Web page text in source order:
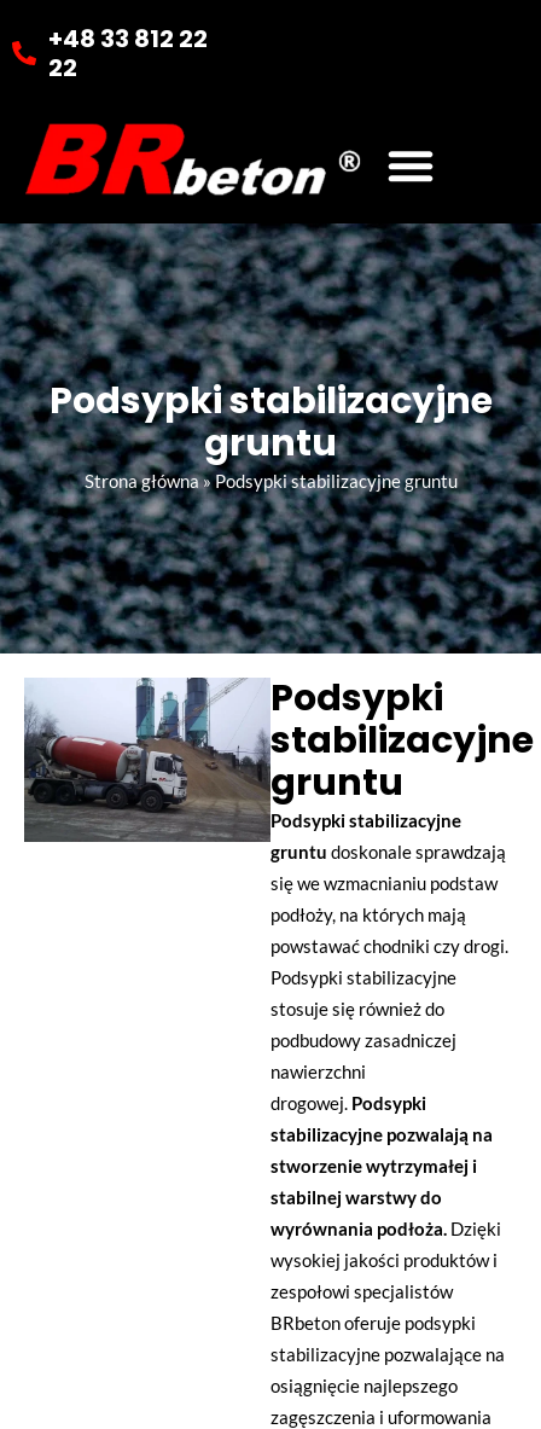
+48 33 812 22
22
Podsypki stabilizacyjne
gruntu
Strona główna»Podsypki stabilizacyjne gruntu
Podsypki
stabilizacyjne
gruntu
Podsypki stabilizacyjne
gruntu doskonale sprawdzają
się we wzmacnianiu podstaw
podłoży, na których mają
powstawać chodniki czy drogi.
Podsypki stabilizacyjne
stosuje się również do
podbudowy zasadniczej
nawierzchni
drogowej. Podsypki
stabilizacyjne pozwalają na
stworzenie wytrzymałej i
stabilnej warstwy do
wyrównania podłoża. Dzięki
wysokiej jakości produktów i
zespołowi specjalistów
BRbeton oferuje podsypki
stabilizacyjne pozwalające na
osiągnięcie najlepszego
zagęszczenia i uformowania